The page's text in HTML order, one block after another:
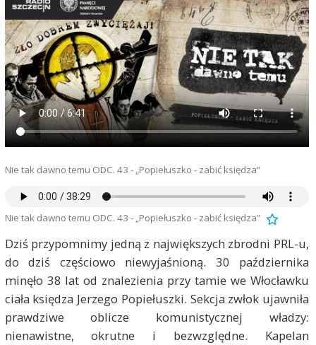
Nie tak dawno temu ODC. 43 - „Popiełuszko - zabić księdza”
Nie tak dawno temu ODC. 43 - „Popiełuszko - zabić księdza”
Dziś przypomnimy jedną z największych zbrodni PRL-u,
do dziś częściowo niewyjaśnioną. 30 października
minęło 38 lat od znalezienia przy tamie we Włocławku
ciała księdza Jerzego Popiełuszki. Sekcja zwłok ujawniła
prawdziwe oblicze komunistycznej władzy:
nienawistne, okrutne i bezwzględne. Kapelan